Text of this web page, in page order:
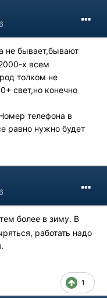
не бывает,бывают
х всем
толком не
свет,но конечно
телефона в
равно нужно будет
более в зиму. В
работать надо
1